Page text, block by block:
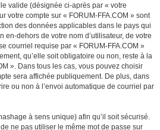
valide (désignée ci-après par « votre
votre compte sur « FORUM-FFA.COM » sont
des données applicables dans le pays qui
en-dehors de votre nom d’utilisateur, de votre
courriel requise par « FORUM-FFA.COM »
qu’elle soit obligatoire ou non, reste à la
». Dans tous les cas, vous pouvez choisir
sera affichée publiquement. De plus, dans
ou non à l’envoi automatique de courriel par
à sens unique) afin qu’il soit sécurisé.
ne pas utiliser le même mot de passe sur